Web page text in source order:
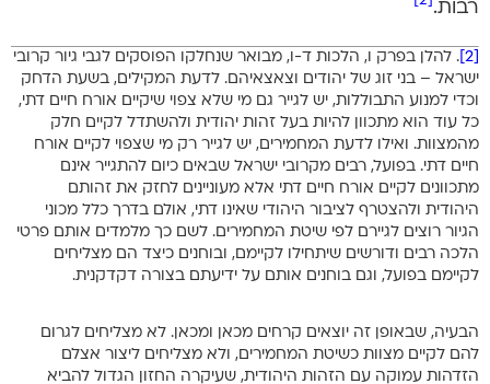
רבות.
. להלן בפרק ו, הלכות ד-ו, מבואר שנחלקו הפוסקים לגבי גיור קרובי
ישראל – בני זוג של יהודים וצאצאיהם. לדעת המקילים, בשעת הדחק
וכדי למנוע התבוללות, יש לגייר גם מי שלא צפוי שיקיים אורח חיים דתי,
כל עוד הוא מתכוון להיות בעל זהות יהודית ולהשתדל לקיים חלק
מהמצוות. ואילו לדעת המחמירים, יש לגייר רק מי שצפוי לקיים אורח
חיים דתי. בפועל, רבים מקרובי ישראל שבאים כיום להתגייר אינם
מתכוונים לקיים אורח חיים דתי אלא מעוניינים לחזק את זהותם
היהודית ולהצטרף לציבור היהודי שאינו דתי, אולם בדרך כלל מכוני
הגיור רוצים לגיירם לפי שיטת המחמירים. לשם כך מלמדים אותם פרטי
הלכה רבים ודורשים שיתחילו לקיימם, ובוחנים כיצד הם מצליחים
לקיימם בפועל, וגם בוחנים אותם על ידיעתם בצורה דקדקנית.
הבעיה, שבאופן זה יוצאים קרחים מכאן ומכאן. לא מצליחים לגרום
להם לקיים מצוות כשיטת המחמירים, ולא מצליחים ליצור אצלם
הזדהות עמוקה עם הזהות היהודית, שעיקרה החזון הגדול להביא